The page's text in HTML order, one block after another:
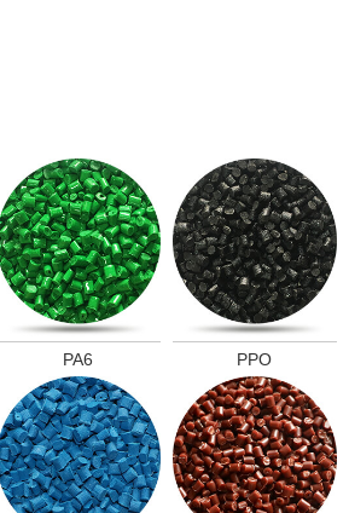
PA6 PPO